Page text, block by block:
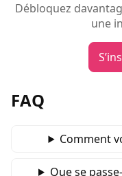
Débloquez
une
FAQ
Comment
Que se